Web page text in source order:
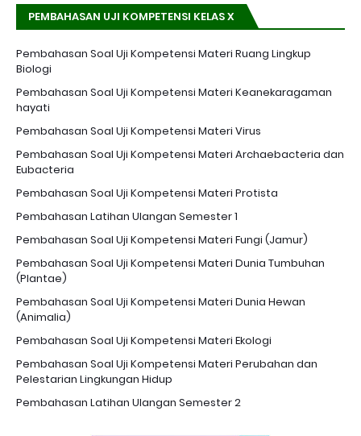
PEMBAHASAN UJI KOMPETENSI KELAS X
Pembahasan Soal Uji Kompetensi Materi Ruang Lingkup
Biologi
Pembahasan Soal Uji Kompetensi Materi Keanekaragaman
hayati
Pembahasan Soal Uji Kompetensi Materi Virus
Pembahasan Soal Uji Kompetensi Materi Archaebacteria dan
Eubacteria
Pembahasan Soal Uji Kompetensi Materi Protista
Pembahasan Latihan Ulangan Semester 1
Pembahasan Soal Uji Kompetensi Materi Fungi (Jamur)
Pembahasan Soal Uji Kompetensi Materi Dunia Tumbuhan
(Plantae)
Pembahasan Soal Uji Kompetensi Materi Dunia Hewan
(Animalia)
Pembahasan Soal Uji Kompetensi Materi Ekologi
Pembahasan Soal Uji Kompetensi Materi Perubahan dan
Pelestarian Lingkungan Hidup
Pembahasan Latihan Ulangan Semester 2